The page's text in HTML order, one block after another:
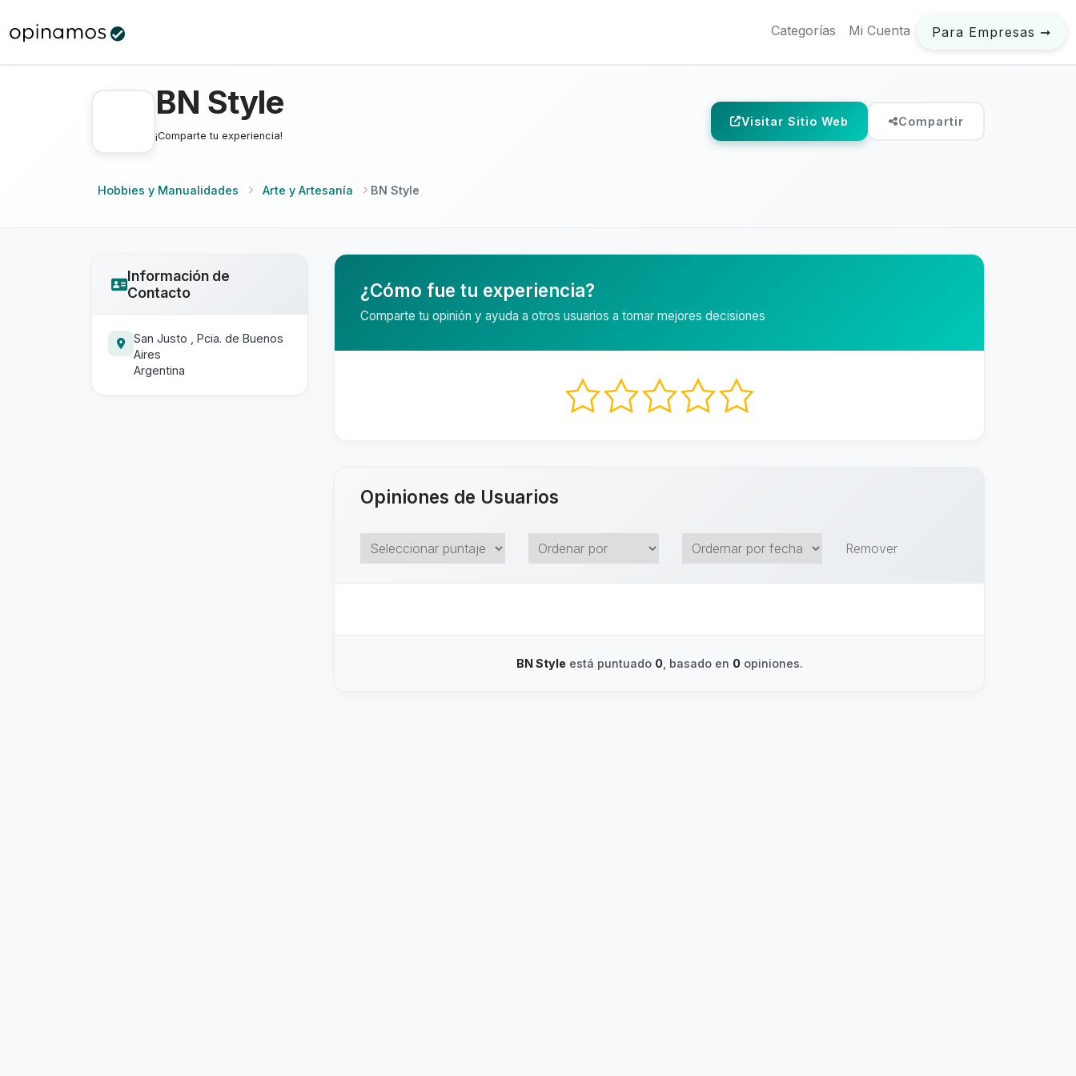
Categorías Mi Cuenta Para Empresas ➞
BN Style
¡Comparte tu experiencia!
Visitar Sitio Web Compartir
Hobbies y Manualidades Arte y Artesanía BN Style
Información de
Contacto
San Justo , Pcia. de Buenos
Aires
Argentina
¿Cómo fue tu experiencia?
Comparte tu opinión y ayuda a otros usuarios a tomar mejores decisiones
Opiniones de Usuarios
Remover
BN Style está puntuado 0, basado en 0opiniones.